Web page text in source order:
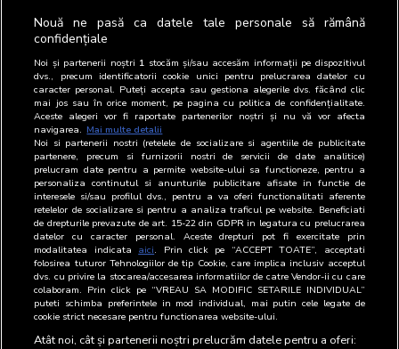
Scurt CV/prezentare
Absolvent al Facultatii de Jurnalism, Comunicare si
Relatii Publice din cadrul Universitatii "Spiru Haret",
promotia 2013.
Angajat BRAT din Martie 2017 in cadrul
departamentului OOH.
Nouă ne pasă ca datele tale personale să rămână
confidențiale
Noi și partenerii noștri 1 stocăm și/sau accesăm informații pe dispozitivul
dvs., precum identificatorii cookie unici pentru prelucrarea datelor cu
caracter personal. Puteți accepta sau gestiona alegerile dvs. făcând clic
mai jos sau în orice moment, pe pagina cu politica de confidențialitate.
Aceste alegeri vor fi raportate partenerilor noștri și nu vă vor afecta
navigarea. Mai multe detalii
Noi si partenerii nostri (retelele de socializare si agentiile de publicitate
partenere, precum si furnizorii nostri de servicii de date analitice)
prelucram date pentru a permite website-ului sa functioneze, pentru a
personaliza continutul si anunturile publicitare afisate in functie de
interesele si/sau profilul dvs., pentru a va oferi functionalitati aferente
retelelor de socializare si pentru a analiza traficul pe website. Beneficiati
de drepturile prevazute de art. 15-22 din GDPR in legatura cu prelucrarea
datelor cu caracter personal. Aceste drepturi pot fi exercitate prin
modalitatea indicata aici. Prin click pe “ACCEPT TOATE”, acceptati
folosirea tuturor Tehnologiilor de tip Cookie, care implica inclusiv acceptul
dvs. cu privire la stocarea/accesarea informatiilor de catre Vendor-ii cu care
colaboram. Prin click pe “VREAU SA MODIFIC SETARILE INDIVIDUAL”
puteti schimba preferintele in mod individual, mai putin cele legate de
cookie strict necesare pentru functionarea website-ului.
Atât noi, cât și partenerii noștri prelucrăm datele pentru a oferi: